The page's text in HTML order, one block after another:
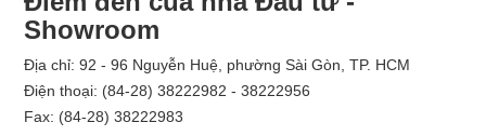
Showroom
Địa chỉ: 92 - 96 Nguyễn Huệ, phường Sài Gòn, TP. HCM
Điện thoại: (84-28) 38222982 - 38222956
Fax: (84-28) 38222983